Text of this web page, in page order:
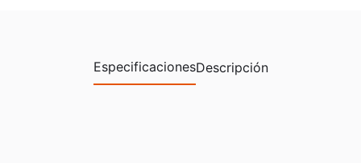
EspecificacionesDescripción